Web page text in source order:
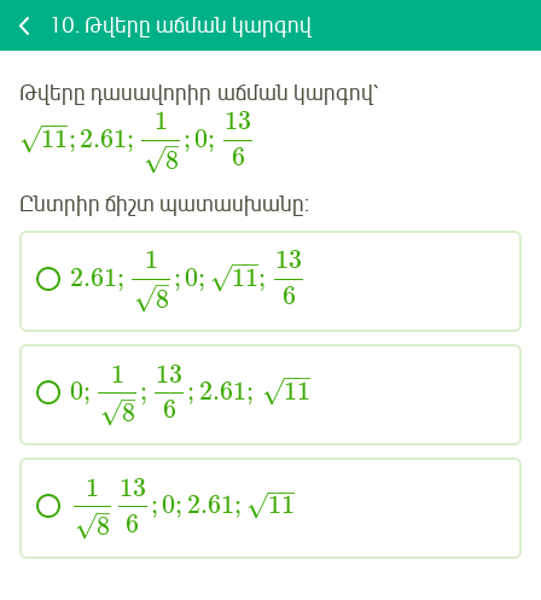
10. Թվերը աճման կարգով
Թվերը դասավորիր աճման կարգով՝
11
−−
√ ;2.61;
1
8
–
√
;0;
13
6
Ընտրիր ճիշտ պատասխանը:
2.61;
1
8
–
√
;0; 11
−−
√ ;
13
6
0;
1
8
–
√
;
13
6
; 2.61; 11
−−
√
1
8
–
√
13
6
;0; 2.61; 11
−−
√